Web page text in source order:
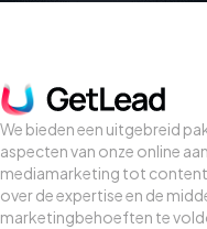
We bieden een uitgebreid
aspecten van onze online
mediamarketing tot
over de expertise en de
marketingbehoeften te